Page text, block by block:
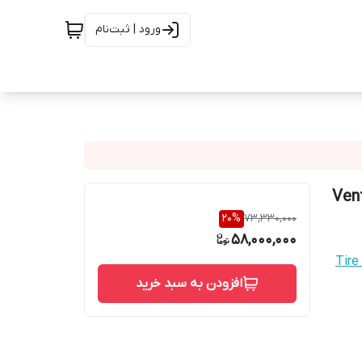
ورود | ثبت‌نام
Tire
73,330,000
20%
58,000,000
افزودن به سبد خرید